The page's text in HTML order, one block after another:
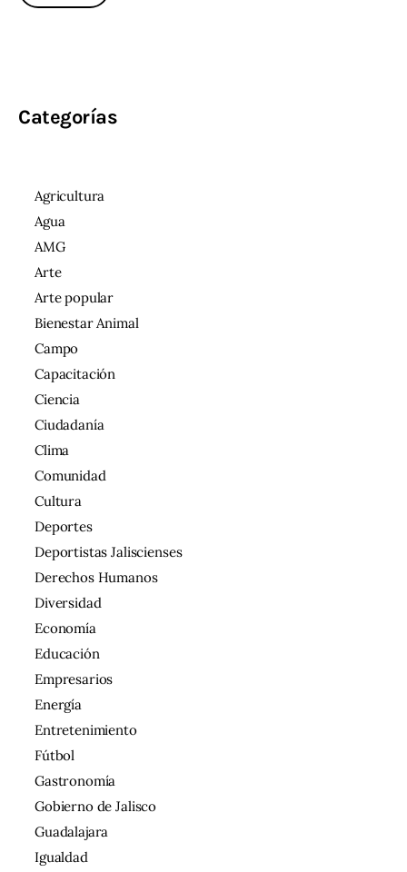
Categorías
Agricultura
Agua
AMG
Arte
Arte popular
Bienestar Animal
Campo
Capacitación
Ciencia
Ciudadanía
Clima
Comunidad
Cultura
Deportes
Deportistas Jaliscienses
Derechos Humanos
Diversidad
Economía
Educación
Empresarios
Energía
Entretenimiento
Fútbol
Gastronomía
Gobierno de Jalisco
Guadalajara
Igualdad